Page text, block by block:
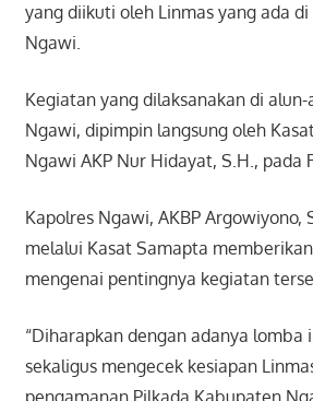
yang diikuti oleh Linmas yang ada di
Ngawi.
Kegiatan yang dilaksanakan di
Ngawi, dipimpin langsung oleh
Ngawi AKP Nur Hidayat, S.H., pada
Kapolres Ngawi, AKBP Argowiyono,
melalui Kasat Samapta
mengenai pentingnya kegiatan
“Diharapkan dengan adanya lomba
sekaligus mengecek kesiapan